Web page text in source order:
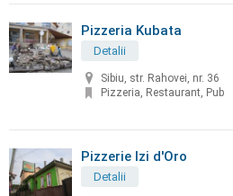
Pizzeria Kubata
Detalii
Sibiu, str. Rahovei, nr. 36
Pizzeria, Restaurant, Pub
Pizzerie Izi d'Oro
Detalii